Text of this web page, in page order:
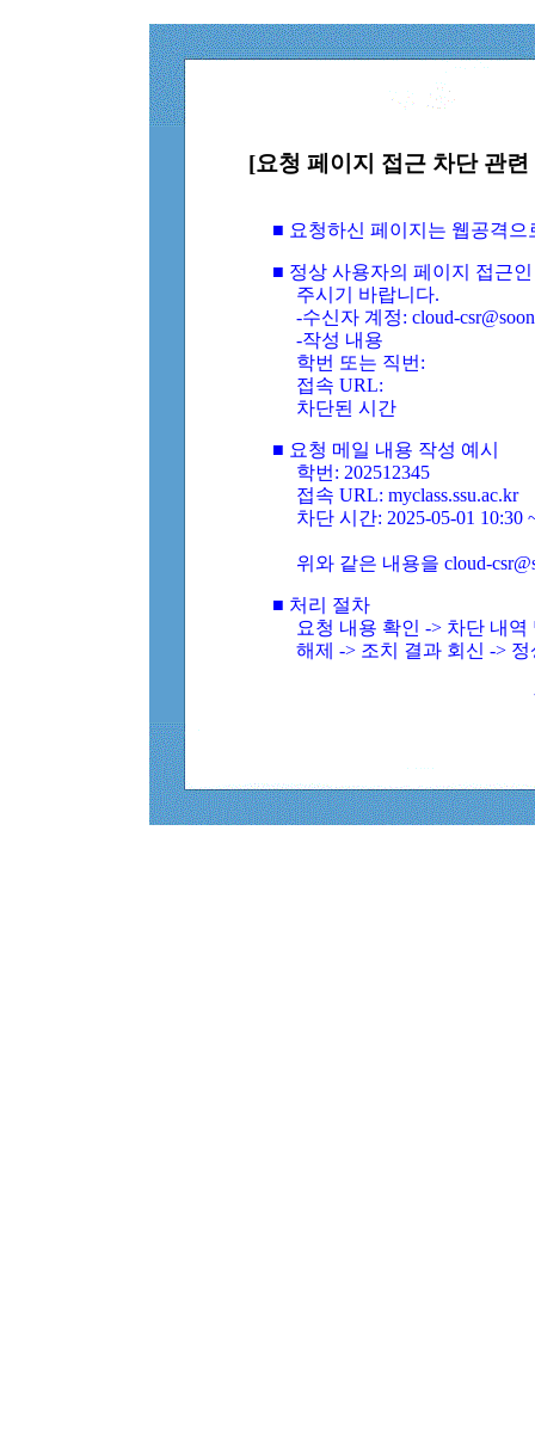
[요청 페이지 접근 차단 관
■ 요청하신 페이지는 웹공격
■ 정상 사용자의 페이지 접근
주시기 바랍니다.
-수신자 계정: cloud-
-작성 내용
학번 또는 직번:
접속 URL:
차단된 시간
■ 요청 메일 내용 작성 예시
학번: 202512345
접속 URL: myclass.ssu.ac.kr
차단 시간: 2025-05-01 10:30
위와 같은 내용을 cloud-
■ 처리 절차
요청 내용 확인 -> 차단 내
해제 -> 조치 결과 회신 ->